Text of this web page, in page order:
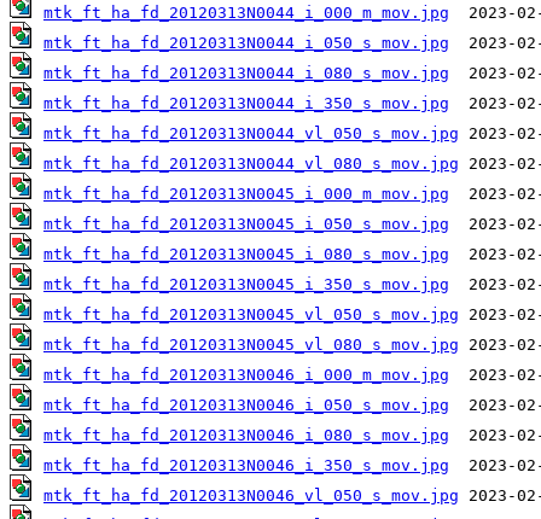
mtk_ft_ha_fd_20120313N0044_i_000_m_mov.jpg
mtk_ft_ha_fd_20120313N0044_i_050_s_mov.jpg
mtk_ft_ha_fd_20120313N0044_i_080_s_mov.jpg
mtk_ft_ha_fd_20120313N0044_i_350_s_mov.jpg
mtk_ft_ha_fd_20120313N0044_vl_050_s_mov.jpg
mtk_ft_ha_fd_20120313N0044_vl_080_s_mov.jpg
mtk_ft_ha_fd_20120313N0045_i_000_m_mov.jpg
mtk_ft_ha_fd_20120313N0045_i_050_s_mov.jpg
mtk_ft_ha_fd_20120313N0045_i_080_s_mov.jpg
mtk_ft_ha_fd_20120313N0045_i_350_s_mov.jpg
mtk_ft_ha_fd_20120313N0045_vl_050_s_mov.jpg
mtk_ft_ha_fd_20120313N0045_vl_080_s_mov.jpg
mtk_ft_ha_fd_20120313N0046_i_000_m_mov.jpg
mtk_ft_ha_fd_20120313N0046_i_050_s_mov.jpg
mtk_ft_ha_fd_20120313N0046_i_080_s_mov.jpg
mtk_ft_ha_fd_20120313N0046_i_350_s_mov.jpg
mtk_ft_ha_fd_20120313N0046_vl_050_s_mov.jpg